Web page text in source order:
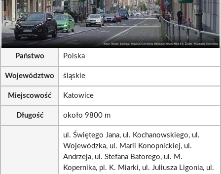
Państwo Polska
Województwo śląskie
Miejscowość Katowice
Długość około 9800 m
ul. Świętego Jana, ul. Kochanowskiego, ul.
Wojewódzka, ul. Marii Konopnickiej, ul.
Andrzeja, ul. Stefana Batorego, ul. M.
Kopernika, pl. K. Miarki, ul. Juliusza Ligonia, ul.